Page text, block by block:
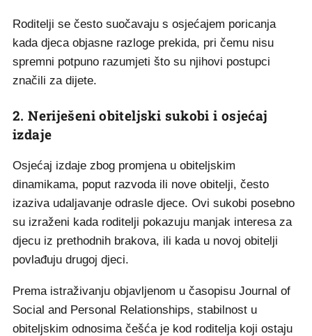
Roditelji se često suočavaju s osjećajem poricanja
kada djeca objasne razloge prekida, pri čemu nisu
spremni potpuno razumjeti što su njihovi postupci
značili za dijete.
2. Neriješeni obiteljski sukobi i osjećaj
izdaje
Osjećaj izdaje zbog promjena u obiteljskim
dinamikama, poput razvoda ili nove obitelji, često
izaziva udaljavanje odrasle djece. Ovi sukobi posebno
su izraženi kada roditelji pokazuju manjak interesa za
djecu iz prethodnih brakova, ili kada u novoj obitelji
povlađuju drugoj djeci.
Prema istraživanju objavljenom u časopisu Journal of
Social and Personal Relationships, stabilnost u
obiteljskim odnosima češća je kod roditelja koji ostaju